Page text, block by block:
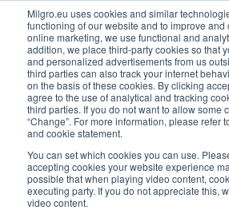
Milgro.eu uses cookies and similar
functioning of our website and to improve and
online marketing, we use functional and
addition, we place third-party cookies so that
and personalized advertisements from us
third parties can also track your internet
on the basis of these cookies. By clicking
agree to the use of analytical and tracking
third parties. If you do not want to allow some
“Change”. For more information, please refer
and cookie statement.
You can set which cookies you can use.
accepting cookies your website experience
possible that when playing video content,
executing party. If you do not appreciate this,
video content.
nederlands
english
nl
🔥Grondstoffen worden schaarser
jij waar jouw organisatie
eraan kunt doen?
Bekijk de